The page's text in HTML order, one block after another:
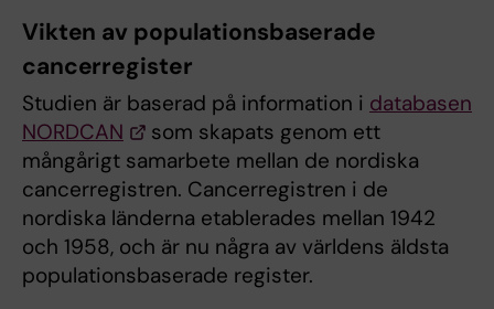
Vikten av populationsbaserade
cancerregister
Studien är baserad på information i databasen
NORDCAN
som skapats genom ett
mångårigt samarbete mellan de nordiska
cancerregistren. Cancerregistren i de
nordiska länderna etablerades mellan 1942
och 1958, och är nu några av världens äldsta
populationsbaserade register.